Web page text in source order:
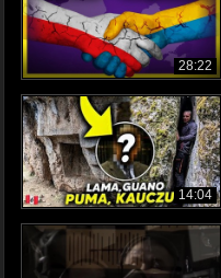
28:22
14:04